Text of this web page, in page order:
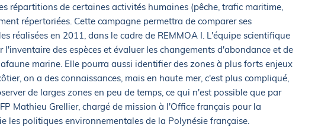
répartitions de certaines activités humaines (pêche, trafic maritime,
répertoriées. Cette campagne permettra de comparer ses
réalisées en 2011, dans le cadre de REMMOA I. L'équipe scientifique
l'inventaire des espèces et évaluer les changements d'abondance et de
marine. Elle pourra aussi identifier des zones à plus forts enjeux
on a des connaissances, mais en haute mer, c'est plus compliqué,
de larges zones en peu de temps, ce qui n'est possible que par
Mathieu Grellier, chargé de mission à l'Office français pour la
les politiques environnementales de la Polynésie française.